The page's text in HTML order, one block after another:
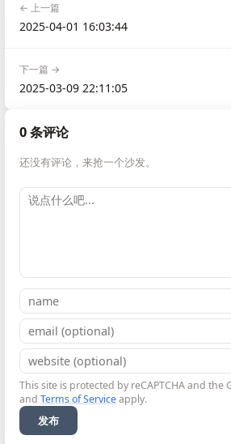
← 上一篇
2025-04-01 16:03:44
下一篇 →
2025-03-09 22:11:05
0 条评论
还没有评论，来抢一个沙发。
This site is protected by reCAPTCHA and the
and Terms of Serviceapply.
发布